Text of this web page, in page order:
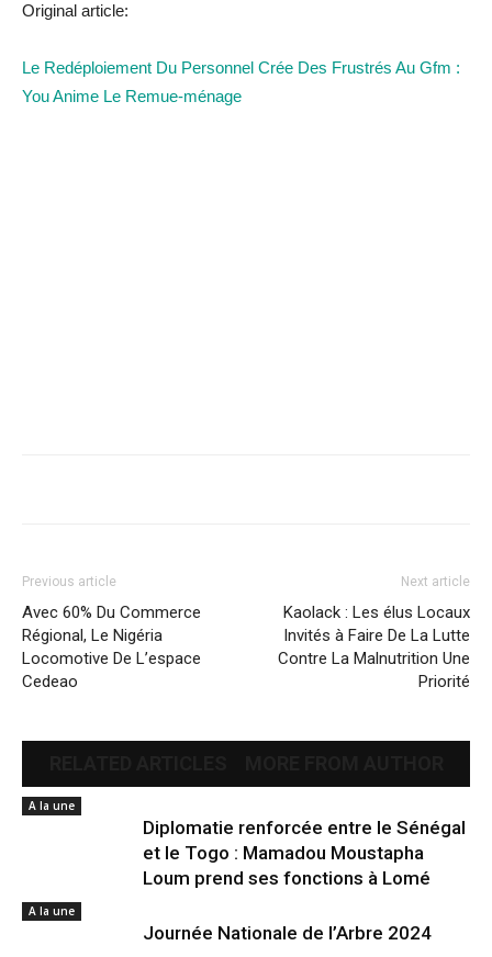
Original article:
Le Redéploiement Du Personnel Crée Des Frustrés Au Gfm :
You Anime Le Remue-ménage
Previous article
Avec 60% Du Commerce
Régional, Le Nigéria
Locomotive De L’espace
Cedeao
Next article
Kaolack : Les élus Locaux
Invités à Faire De La Lutte
Contre La Malnutrition Une
Priorité
A la une
Diplomatie renforcée entre le Sénégal
et le Togo : Mamadou Moustapha
Loum prend ses fonctions à Lomé
A la une
Journée Nationale de l’Arbre 2024